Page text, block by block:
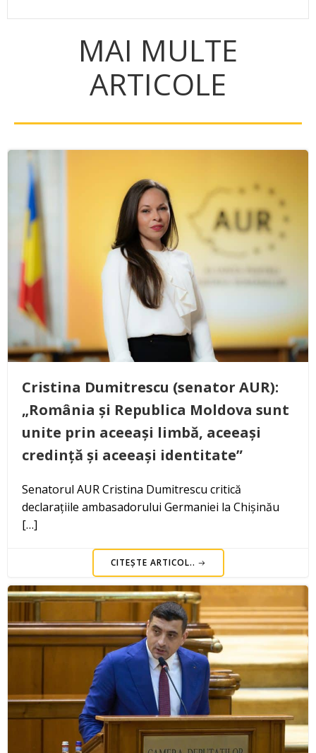
MAI MULTE
ARTICOLE
Cristina Dumitrescu (senator AUR):
„România și Republica Moldova sunt
unite prin aceeași limbă, aceeași
credință și aceeași identitate”
Senatorul AUR Cristina Dumitrescu critică
declarațiile ambasadorului Germaniei la Chișinău
[…]
CITEȘTE ARTICOL..